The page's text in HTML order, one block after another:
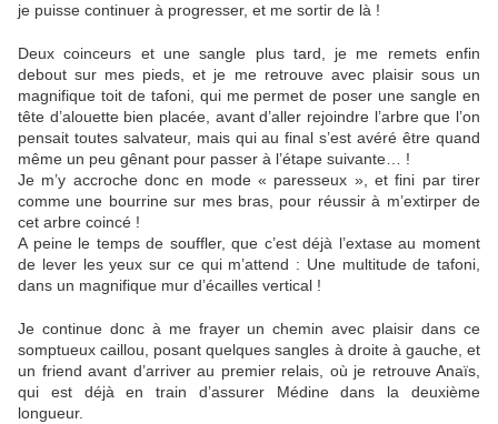
je puisse continuer à progresser, et me sortir de là !
Deux coinceurs et une sangle plus tard, je me remets enfin
debout sur mes pieds, et je me retrouve avec plaisir sous un
magnifique toit de tafoni, qui me permet de poser une sangle en
tête d’alouette bien placée, avant d’aller rejoindre l’arbre que l’on
pensait toutes salvateur, mais qui au final s’est avéré être quand
même un peu gênant pour passer à l’étape suivante… !
Je m’y accroche donc en mode « paresseux », et fini par tirer
comme une bourrine sur mes bras, pour réussir à m’extirper de
cet arbre coincé !
A peine le temps de souffler, que c’est déjà l’extase au moment
de lever les yeux sur ce qui m’attend : Une multitude de tafoni,
dans un magnifique mur d’écailles vertical !
Je continue donc à me frayer un chemin avec plaisir dans ce
somptueux caillou, posant quelques sangles à droite à gauche, et
un friend avant d’arriver au premier relais, où je retrouve Anaïs,
qui est déjà en train d’assurer Médine dans la deuxième
longueur.